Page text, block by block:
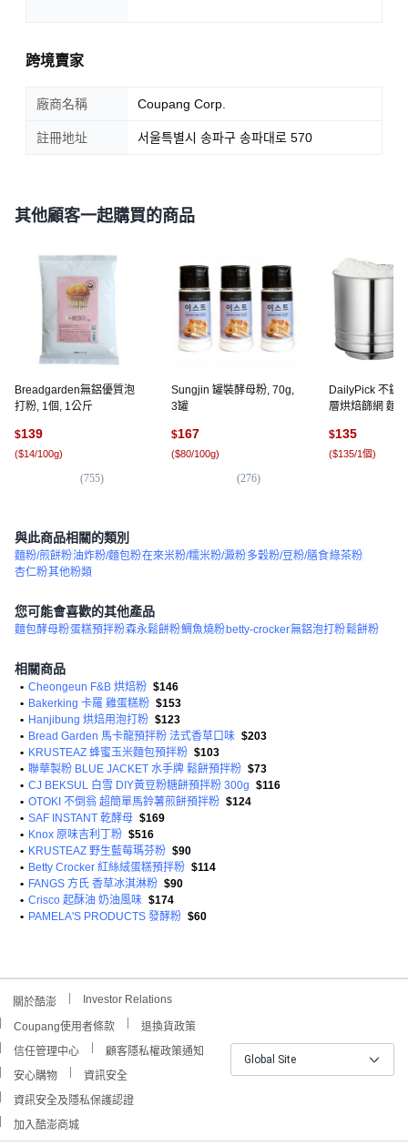
跨境賣家
廠商名稱 Coupang Corp.
註冊地址 서울특별시 송파구 송파대로 570
其他顧客一起購買的商品
Breadgarden無鋁優質泡
打粉, 1個, 1公斤
$139
($14/100g)
(755)
Sungjin 罐裝酵母粉, 70g,
3罐
$167
($80/100g)
(276)
DailyPick 不鏽
層烘焙篩網 麵
$135
($135/1個)
與此商品相關的類別
麵粉/煎餅粉油炸粉/麵包粉在來米粉/糯米粉/澱粉多穀粉/豆粉/膳食綠茶粉
杏仁粉其他粉類
您可能會喜歡的其他產品
麵包酵母粉蛋糕預拌粉森永鬆餅粉鯛魚燒粉betty-crocker無鋁泡打粉鬆餅粉
相關商品
• Cheongeun F&B 烘焙粉 $146
• Bakerking 卡羅 雞蛋糕粉 $153
• Hanjibung 烘焙用泡打粉 $123
• Bread Garden 馬卡龍預拌粉 法式香草口味 $203
• KRUSTEAZ 蜂蜜玉米麵包預拌粉 $103
• 聯華製粉 BLUE JACKET 水手牌 鬆餅預拌粉 $73
• CJ BEKSUL 白雪 DIY黃豆粉糖餅預拌粉 300g $116
• OTOKI 不倒翁 超簡單馬鈴薯煎餅預拌粉 $124
• SAF INSTANT 乾酵母 $169
• Knox 原味吉利丁粉 $516
• KRUSTEAZ 野生藍莓瑪芬粉 $90
• Betty Crocker 紅絲絨蛋糕預拌粉 $114
• FANGS 方氏 香草冰淇淋粉 $90
• Crisco 起酥油 奶油風味 $174
• PAMELA'S PRODUCTS 發酵粉 $60
關於酷澎 Investor Relations
Coupang使用者條款
退換貨政策
信任管理中心
顧客隱私權政策通知
安心購物
資訊安全
資訊安全及隱私保護認證
加入酷澎商城
Global Site